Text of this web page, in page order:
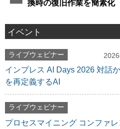
換時の復旧作業を簡素化
イベント
ライブウェビナー
インプレス AI Days 2026 対話
を再定義するAI
ライブウェビナー
プロセスマイニング コンファ